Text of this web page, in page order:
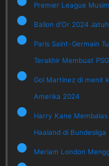
Premier League
Ballon d'Or 2024
Paris Saint-Germain
Terakhir Membuat
Gol Martinez di menit
Amerika 2024
Harry Kane
Haaland di Bundesliga
Meriam London